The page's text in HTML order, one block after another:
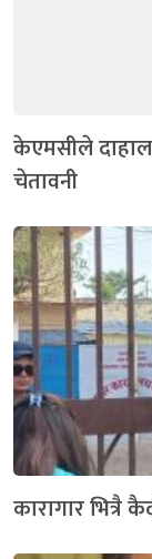
केएमसीले
चेतावनी
कारागार भित्रै